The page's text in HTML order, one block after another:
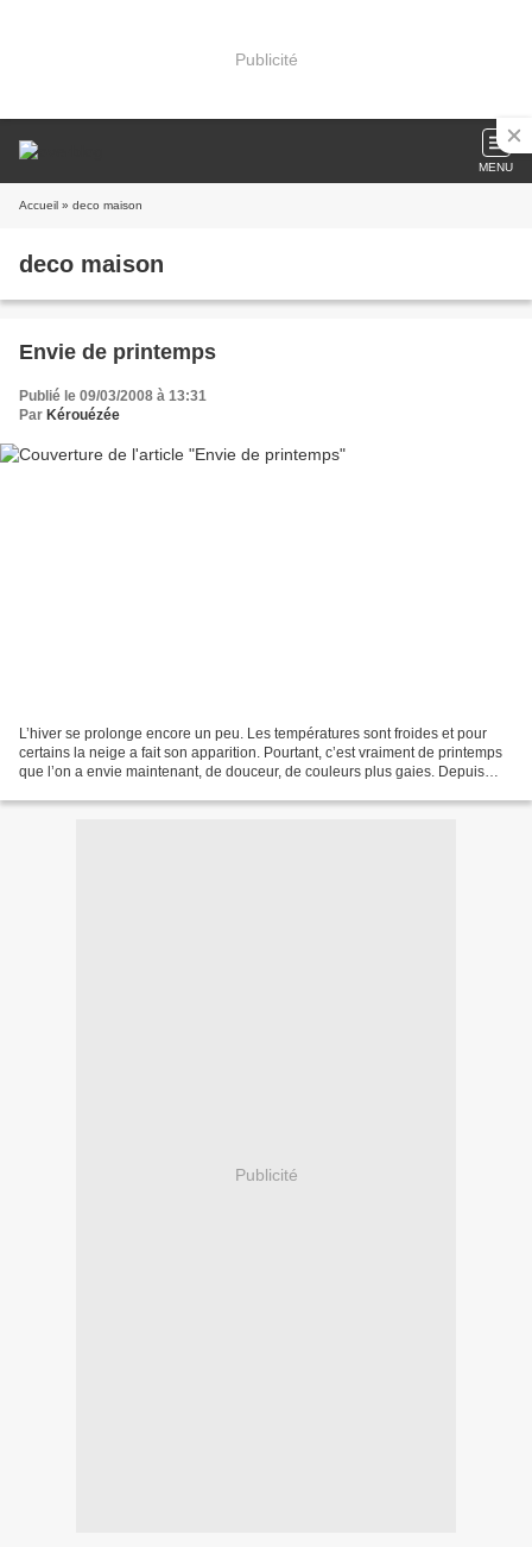
Publicité
MENU
Accueil » deco maison
deco maison
Envie de printemps
Publié le 09/03/2008 à 13:31
Par Kérouézée
L’hiver se prolonge encore un peu. Les températures sont froides et pour
certains la neige a fait son apparition. Pourtant, c’est vraiment de printemps
que l’on a envie maintenant, de douceur, de couleurs plus gaies. Depuis
Publicité